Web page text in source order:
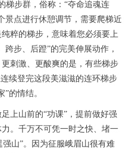
梯步群，俗称：“夺命追魂连
景点进行休憩调节，需要爬梯近
粹的梯步，意味着您必须要上
步、后蹬”的完美伸展动作，
刺激、更酸爽的是，有些梯步
续登完这段美滋滋的连环梯步
的情结。
上山前的“功课”，提前做好强
。千万不可凭一时之快、堵一
强山”。因为征服峨眉山很有难